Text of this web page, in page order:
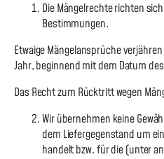
Die Mängelrechte richten
Bestimmungen.
Etwaige Mängelansprüche
Jahr, beginnend mit dem Datum
Das Recht zum Rücktritt wegen
Wir übernehmen keine
dem Liefergegenstand um
handelt bzw. für die (unter